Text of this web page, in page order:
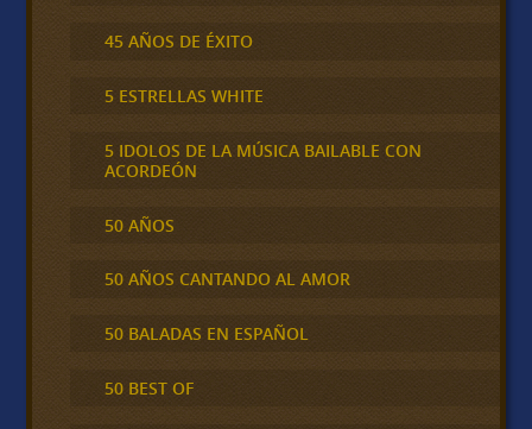
45 AÑOS DE ÉXITO
5 ESTRELLAS WHITE
5 IDOLOS DE LA MÚSICA BAILABLE CON
ACORDEÓN
50 AÑOS
50 AÑOS CANTANDO AL AMOR
50 BALADAS EN ESPAÑOL
50 BEST OF